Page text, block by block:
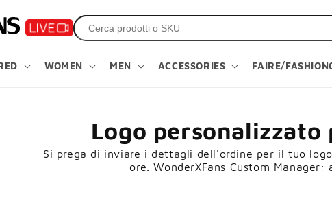
WOMEN MEN ACCESSORIES FAIRE/
Logo
Si prega di inviare i dettagli dell'ordine per il tuo
ore. WonderXFans Custom Manager: